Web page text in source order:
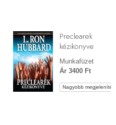
Preclearek
kézikönyve
Munkafüzet
Ár 3400 Ft
Nagyobb megjelenítés